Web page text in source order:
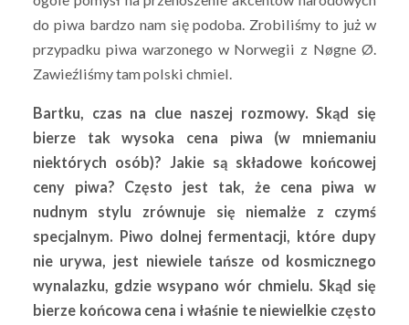
do piwa bardzo nam się podoba. Zrobiliśmy to już w
przypadku piwa warzonego w Norwegii z Nøgne Ø.
Zawieźliśmy tam polski chmiel.
Bartku, czas na clue naszej rozmowy. Skąd się
bierze tak wysoka cena piwa (w mniemaniu
niektórych osób)? Jakie są składowe końcowej
ceny piwa? Często jest tak, że cena piwa w
nudnym stylu zrównuje się niemalże z czymś
specjalnym. Piwo dolnej fermentacji, które dupy
nie urywa, jest niewiele tańsze od kosmicznego
wynalazku, gdzie wsypano wór chmielu. Skąd się
bierze końcowa cena i właśnie te niewielkie często